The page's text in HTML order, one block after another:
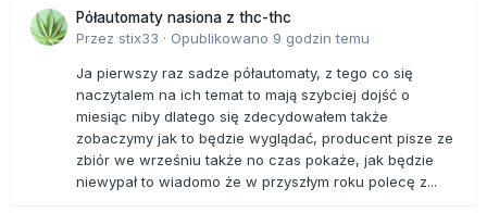
Półautomaty nasiona z thc-thc
Przez stix33 · Opublikowano 9 godzin temu
Ja pierwszy raz sadze półautomaty, z tego co się
naczytalem na ich temat to mają szybciej dojść o
miesiąc niby dlatego się zdecydowałem także
zobaczymy jak to będzie wyglądać, producent pisze ze
zbiór we wrześniu także no czas pokaże, jak będzie
niewypał to wiadomo że w przyszłym roku polecę z...